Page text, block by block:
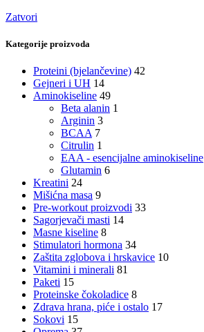
Zatvori
Kategorije proizvoda
Proteini (bjelančevine) 42
Gejneri i UH 14
Aminokiseline 49
Beta alanin 1
Arginin 3
BCAA 7
Citrulin 1
EAA - esencijalne aminokiseline
Glutamin 6
Kreatini 24
Mišićna masa 9
Pre-workout proizvodi 33
Sagorjevači masti 14
Masne kiseline 8
Stimulatori hormona 34
Zaštita zglobova i hrskavice 10
Vitamini i minerali 81
Paketi 15
Proteinske čokoladice 8
Zdrava hrana, piće i ostalo 17
Sokovi 15